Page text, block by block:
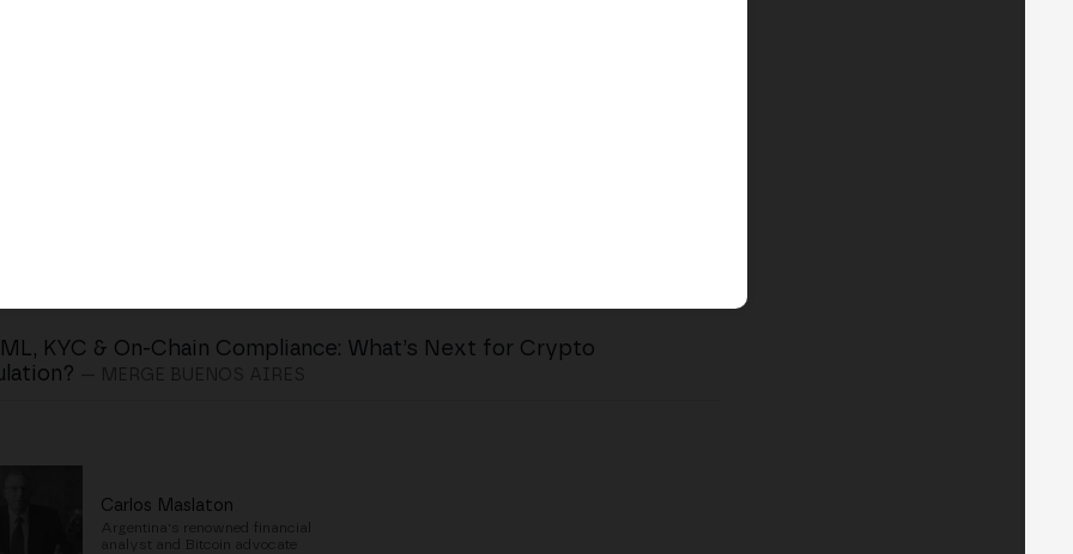
KYC & On-Chain Compliance: What’s Next for Crypto
Carlos Maslaton
Argentina's renowned financial
analyst and Bitcoin advocate